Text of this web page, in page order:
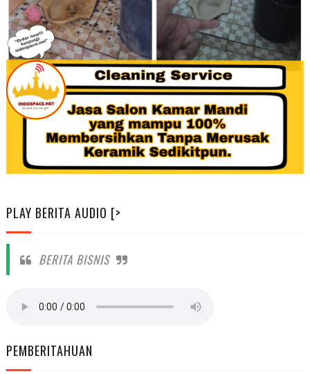
PLAY BERITA AUDIO [>
BERITA BISNIS
PEMBERITAHUAN